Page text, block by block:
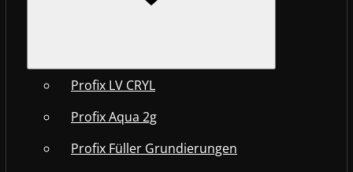
Profix LV CRYL
Profix Aqua 2g
Profix Füller Grundierungen